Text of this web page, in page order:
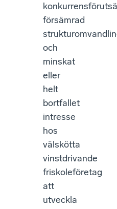
försämrad
och
minskat
eller
helt
bortfallet
intresse
hos
välskötta
vinstdrivande
friskoleföretag
att
utveckla